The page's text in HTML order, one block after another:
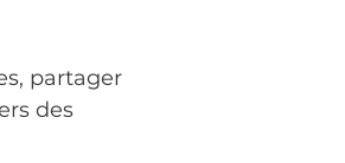
partager
des